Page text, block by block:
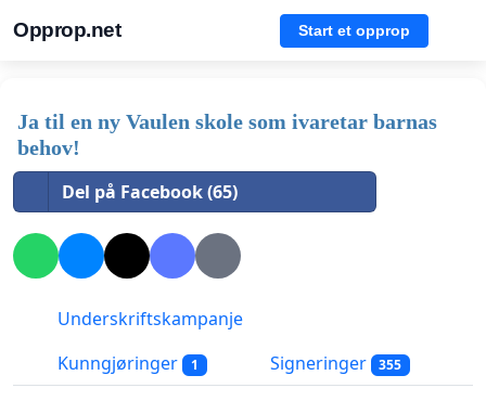
Opprop.net Start et opprop
Ja til en ny Vaulen skole som ivaretar barnas
behov!
Del på Facebook (65)
Underskriftskampanje
Kunngjøringer
1 Signeringer 355